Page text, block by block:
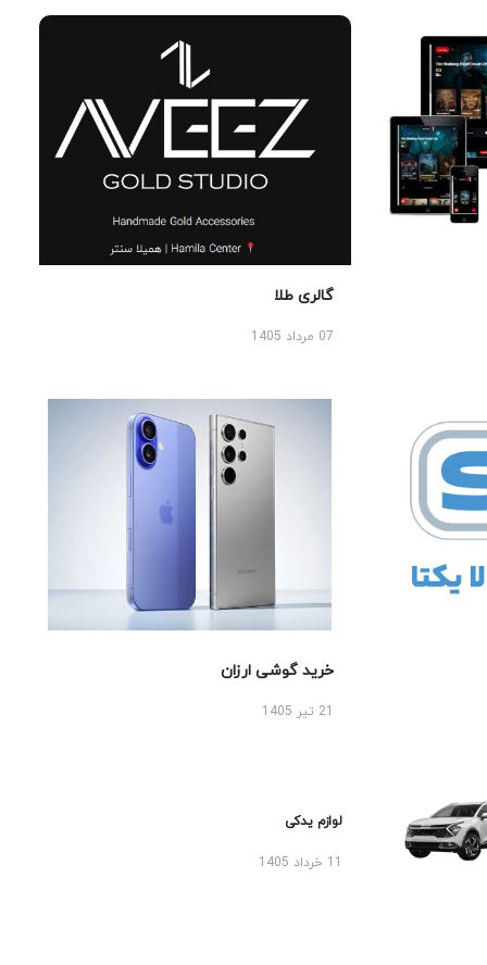
گالری طلا
07 مرداد 1405
خرید گوشی ارزان
لوازم یدکی